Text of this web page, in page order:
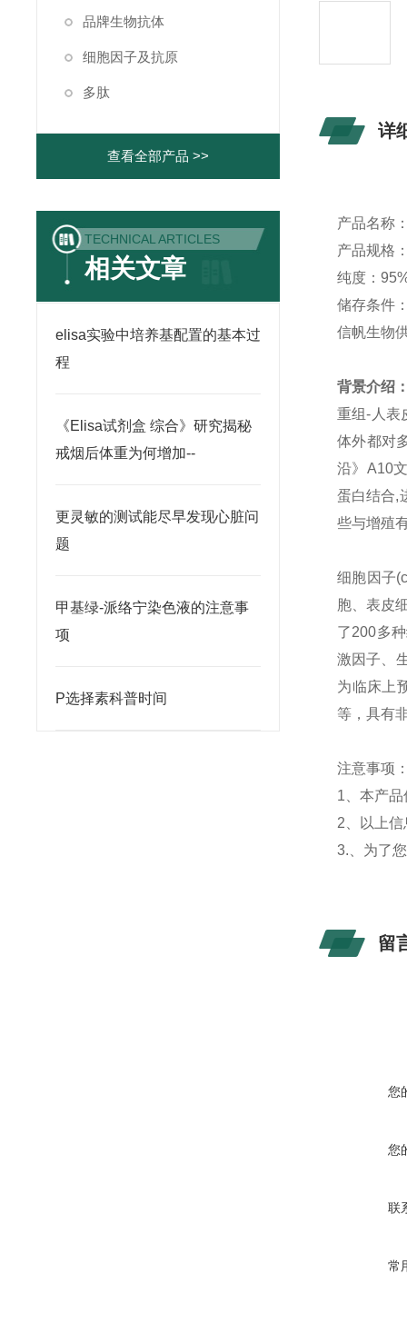
品牌生物抗体
细胞因子及抗原
多肽
查看全部产品 >>
TECHNICAL ARTICLES
相关文章
elisa实验中培养基配置的基本过
程
《Elisa试剂盒 综合》研究揭秘
戒烟后体重为何增加--
更灵敏的测试能尽早发现心脏问
题
甲基绿-派络宁染色液的注意事
项
P选择素科普时间
详
产品名称
产品规格
纯度：
储存条件
信帆生物
背景介绍
重组-人表
体外都对
沿》 A10
蛋白结合,
些与增殖
细胞因子
胞、表皮
了200多
激因子、
为临床上
等，具有
注意事项
1 、本产品
2 、以上
3. 、为了
留
您
您
联
常